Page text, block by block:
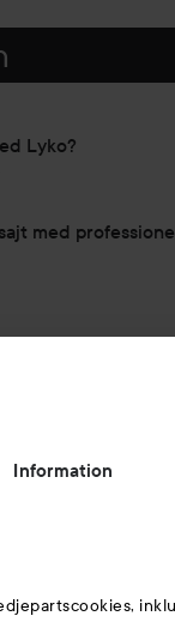
Information
Lyko?
med
of the